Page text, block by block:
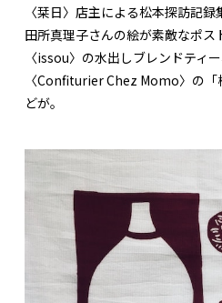
〈栞日〉店主による松本探訪記
田所真理子さんの絵が素敵なポス
〈issou〉の水出しブレンドティー
〈Confiturier Chez Momo〉の「
どが。